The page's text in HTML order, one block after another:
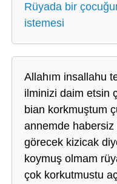
Rüyada bir
istemesi
Allahım insallahu
ilminizi daim etsin
bian korkmuştum
annemde habersiz
görecek kizicak
koymuş olmam
çok korkutmustu